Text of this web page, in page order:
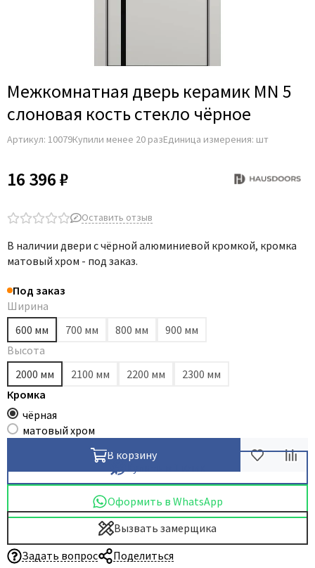
Межкомнатная дверь керамик MN 5
слоновая кость стекло чёрное
Артикул: 10079Купили менее 20 разЕдиница измерения: шт
16 396 ₽
Оставить отзыв
В наличии двери с чёрной алюминиевой кромкой, кромка
матовый хром - под заказ.
Под заказ
Ширина
600 мм
700 мм 800 мм
900 мм
Высота
2000 мм
2100 мм 2200 мм
2300 мм
Кромка
чёрная
матовый хром
В корзину
Оформить в WhatsApp
Вызвать замерщика
Задать вопрос
Поделиться